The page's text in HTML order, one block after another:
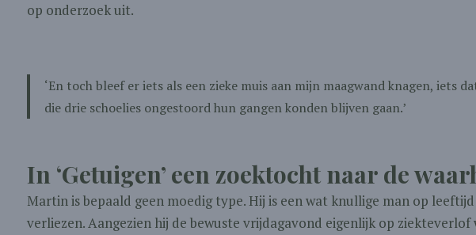
op onderzoek uit.
‘En toch bleef er iets als een zieke muis aan mijn maagwand knagen, iets
die drie schoelies ongestoord hun gangen konden blijven gaan.’
In ‘Getuigen’ een zoektocht naar de
Martin is bepaald geen moedig type. Hij is een wat knullige man op
verliezen. Aangezien hij de bewuste vrijdagavond eigenlijk op